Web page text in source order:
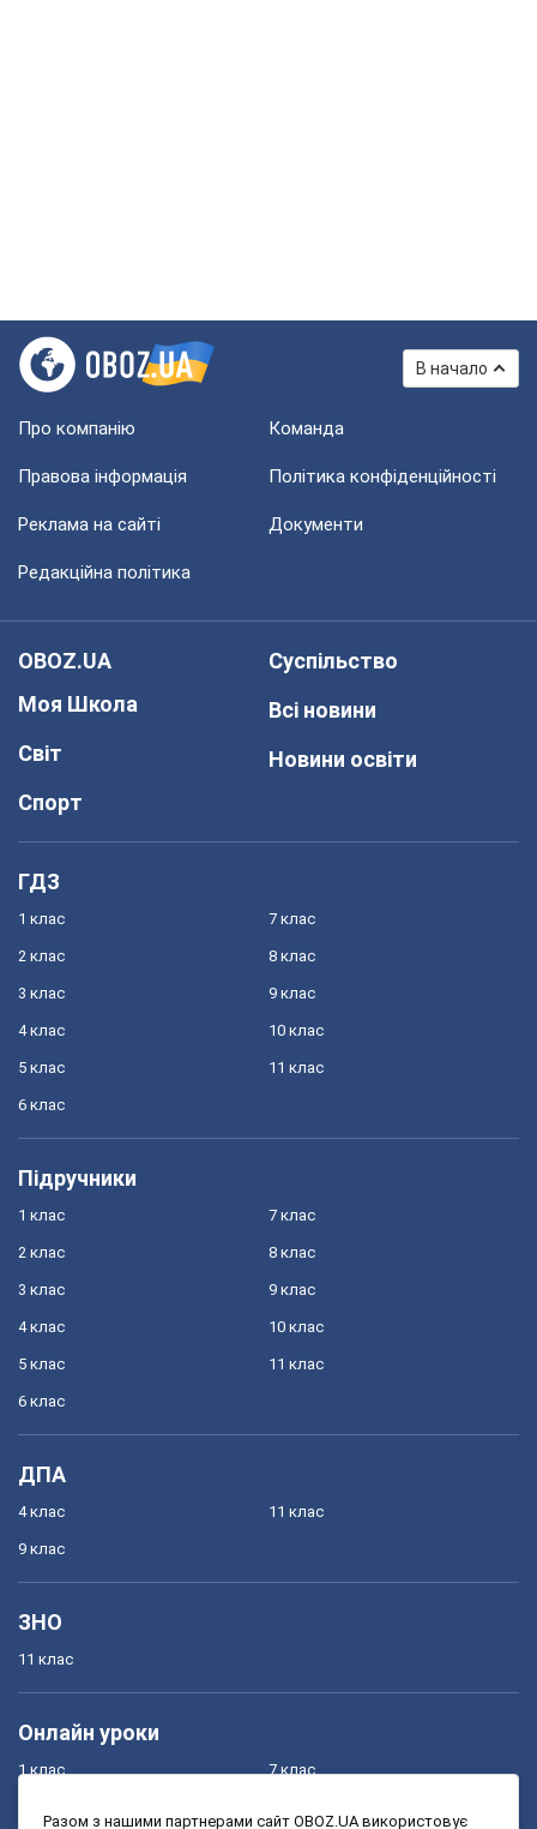
В начало
Про компанію Команда
Правова інформація Політика конфіденційності
Реклама на сайті Документи
Редакційна політика
OBOZ.UA
Моя Школа
Світ
Спорт
Суспільство
Всі новини
Новини освіти
ГДЗ
1 клас
2 клас
3 клас
4 клас
5 клас
6 клас
7 клас
8 клас
9 клас
10 клас
11 клас
Підручники
1 клас
2 клас
3 клас
4 клас
5 клас
6 клас
7 клас
8 клас
9 клас
10 клас
11 клас
ДПА
4 клас
9 клас
11 клас
ЗНО
11 клас
Онлайн уроки
1 клас 7 клас
Разом з нашими партнерами сайт OBOZ.UA використовує